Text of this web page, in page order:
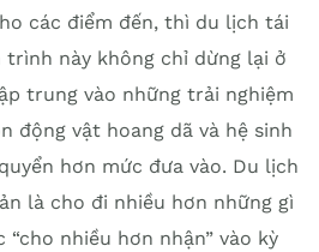
các điểm đến, thì du lịch tái
trình này không chỉ dừng lại ở
trung vào những trải nghiệm
động vật hoang dã và hệ sinh
hơn mức đưa vào. Du lịch
là cho đi nhiều hơn những gì
nhiều hơn nhận” vào kỳ